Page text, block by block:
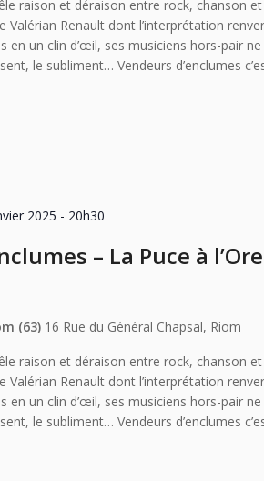
raison et déraison entre rock, chanson
Valérian Renault dont l’interprétation
en un clin d’œil, ses musiciens hors-pair ne
le subliment… Vendeurs d’enclumes
2025 - 20h30
– La Puce à
(63) 16 Rue du Général Chapsal, Riom
raison et déraison entre rock, chanson
Valérian Renault dont l’interprétation
en un clin d’œil, ses musiciens hors-pair ne
le subliment… Vendeurs d’enclumes